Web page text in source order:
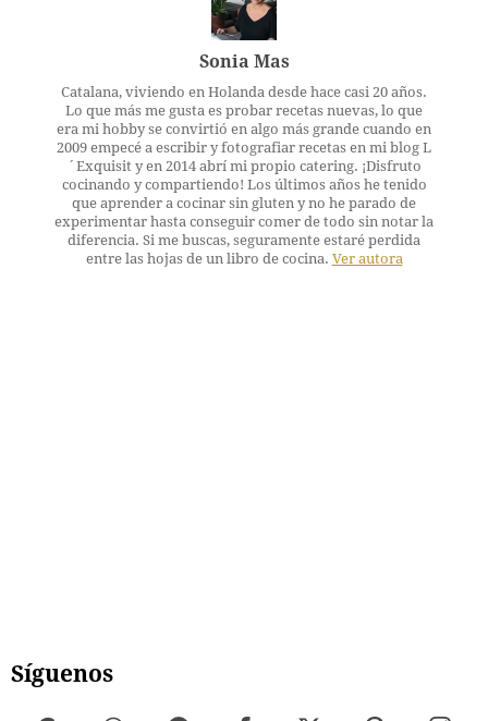
Sonia Mas
Catalana, viviendo en Holanda desde hace casi 20 años.
Lo que más me gusta es probar recetas nuevas, lo que
era mi hobby se convirtió en algo más grande cuando en
2009 empecé a escribir y fotografiar recetas en mi blog L
´Exquisit y en 2014 abrí mi propio catering. ¡Disfruto
cocinando y compartiendo! Los últimos años he tenido
que aprender a cocinar sin gluten y no he parado de
experimentar hasta conseguir comer de todo sin notar la
diferencia. Si me buscas, seguramente estaré perdida
entre las hojas de un libro de cocina. Ver autora
Síguenos